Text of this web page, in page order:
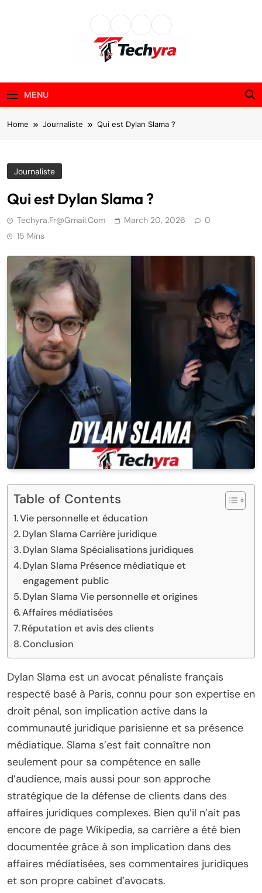
techyra.fr
MENU
Home Journaliste Qui est Dylan Slama ?
Journaliste
Qui est Dylan Slama ?
Techyra.fr@gmail.com March 20, 2026
0
15 Mins
Table of Contents
Vie personnelle et éducation
Dylan Slama Carrière juridique
Dylan Slama Spécialisations juridiques
Dylan Slama Présence médiatique et
engagement public
Dylan Slama Vie personnelle et origines
Affaires médiatisées
Réputation et avis des clients
Conclusion
Dylan Slama est un avocat pénaliste français
respecté basé à Paris, connu pour son expertise en
droit pénal, son implication active dans la
communauté juridique parisienne et sa présence
médiatique. Slama s’est fait connaître non
seulement pour sa compétence en salle
d’audience, mais aussi pour son approche
stratégique de la défense de clients dans des
affaires juridiques complexes. Bien qu’il n’ait pas
encore de page Wikipedia, sa carrière a été bien
documentée grâce à son implication dans des
affaires médiatisées, ses commentaires juridiques
et son propre cabinet d’avocats.